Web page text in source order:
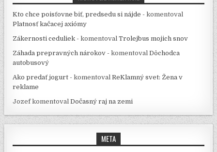
Kto chce poisťovne biť, predsedu si nájde - komentoval
Platnosť kačacej axiómy
Zákernosti ceduliek - komentovalTrolejbus mojich snov
Záhada prepravných nárokov - komentovalDôchodca
autobusový
Ako predať jogurt - komentovalReKlamný svet: Žena v
reklame
JozefkomentovalDočasný raj na zemi
META